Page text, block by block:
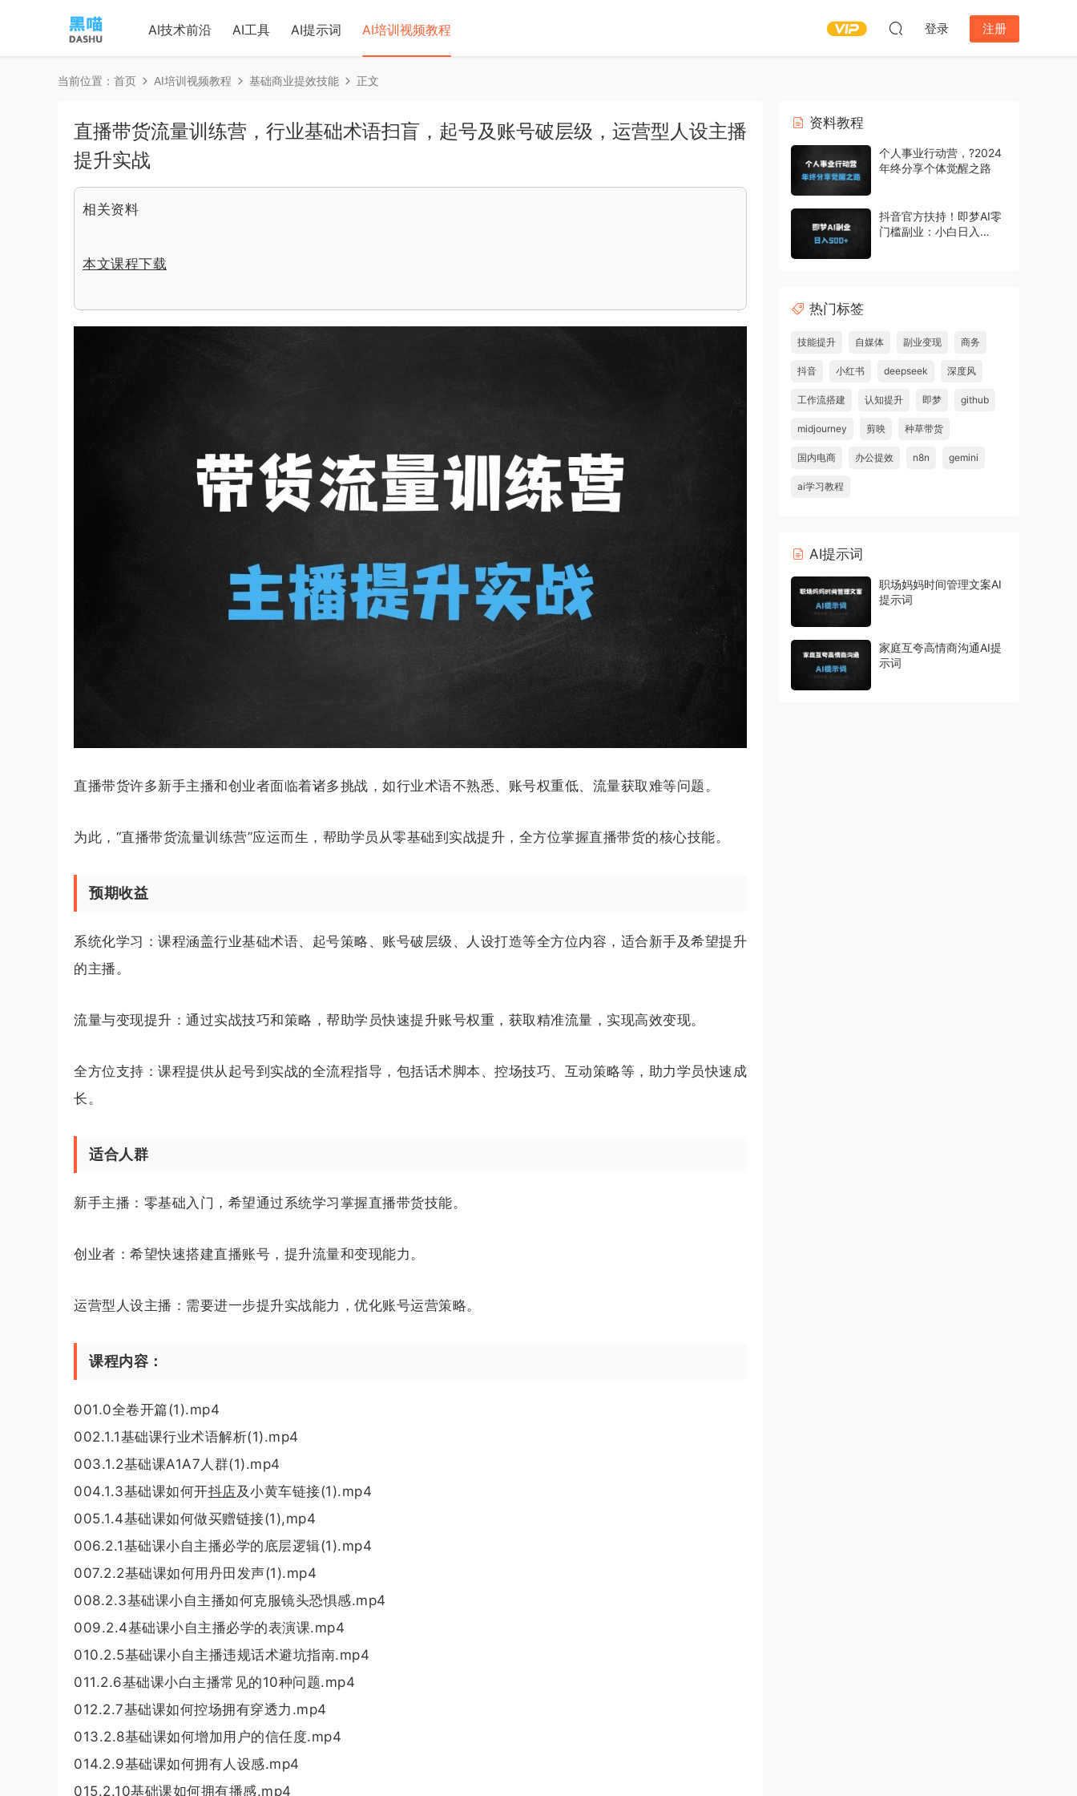
AI技术前沿 AI工具 AI提示词 AI培训视频教程 登录 注册
当前位置： 首页 AI培训视频教程 基础商业提效技能 正文
直播带货流量训练营，行业基础术语扫盲，起号及账号破层级，运营型人设主播
提升实战
相关资料
本文课程下载
直播带货许多新手主播和创业者面临着诸多挑战，如行业术语不熟悉、账号权重低、流量获取难等问题。
为此，“直播带货流量训练营”应运而生，帮助学员从零基础到实战提升，全方位掌握直播带货的核心技能。
预期收益
系统化学习：课程涵盖行业基础术语、起号策略、账号破层级、人设打造等全方位内容，适合新手及希望提升
的主播。
流量与变现提升：通过实战技巧和策略，帮助学员快速提升账号权重，获取精准流量，实现高效变现。
全方位支持：课程提供从起号到实战的全流程指导，包括话术脚本、控场技巧、互动策略等，助力学员快速成
长。
适合人群
新手主播：零基础入门，希望通过系统学习掌握直播带货技能。
创业者：希望快速搭建直播账号，提升流量和变现能力。
运营型人设主播：需要进一步提升实战能力，优化账号运营策略。
课程内容：
001.0全卷开篇(1).mp4
002.1.1基础课行业术语解析(1).mp4
003.1.2基础课A1A7人群(1).mp4
004.1.3基础课如何开抖店及小黄车链接(1).mp4
005.1.4基础课如何做买赠链接(1),mp4
006.2.1基础课小自主播必学的底层逻辑(1).mp4
007.2.2基础课如何用丹田发声(1).mp4
008.2.3基础课小自主播如何克服镜头恐惧感.mp4
009.2.4基础课小自主播必学的表演课.mp4
010.2.5基础课小自主播违规话术避坑指南.mp4
011.2.6基础课小白主播常见的10种问题.mp4
012.2.7基础课如何控场拥有穿透力.mp4
013.2.8基础课如何增加用户的信任度.mp4
014.2.9基础课如何拥有人设感.mp4
015.2.10基础课如何拥有播感.mp4
资料教程
个人事业行动营，?2024
年终分享个体觉醒之路
抖音官方扶持！即梦AI零
门槛副业：小白日入
热门标签
技能提升 自媒体 副业变现 商务
抖音 小红书 deepseek 深度风
工作流搭建 认知提升 即梦 github
midjourney 剪映 种草带货
国内电商 办公提效 n8n gemini
ai学习教程
AI提示词
职场妈妈时间管理文案AI
提示词
家庭互夸高情商沟通AI提
示词